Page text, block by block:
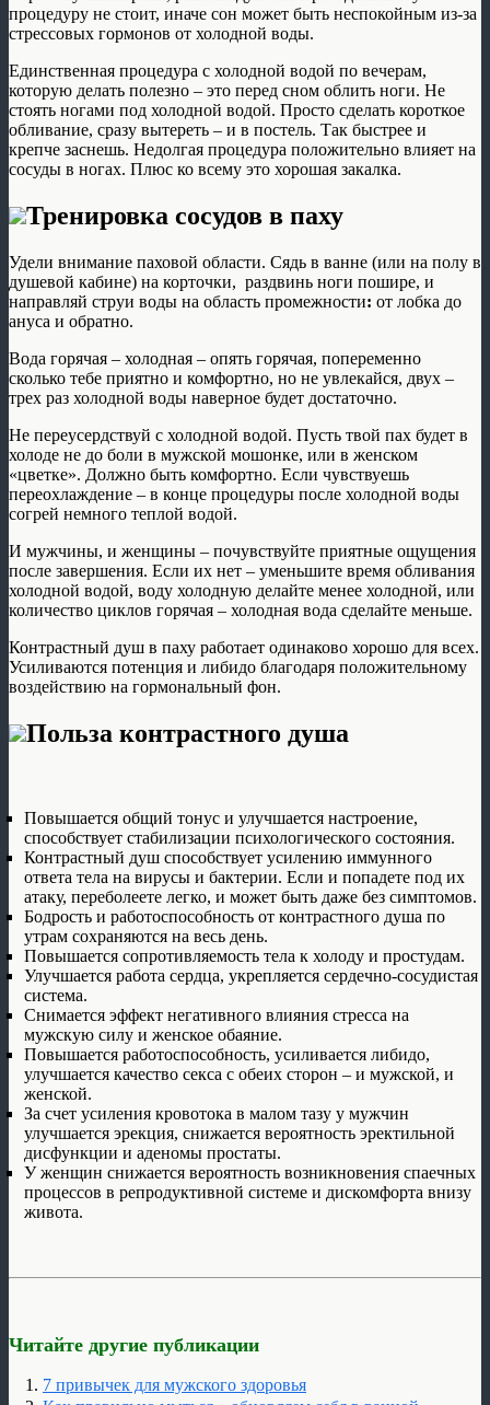
процедуру не стоит, иначе сон может быть неспокойным из-за
стрессовых гормонов от холодной воды.
Единственная процедура с холодной водой по вечерам,
которую делать полезно – это перед сном облить ноги. Не
стоять ногами под холодной водой. Просто сделать короткое
обливание, сразу вытереть – и в постель. Так быстрее и
крепче заснешь. Недолгая процедура положительно влияет на
сосуды в ногах. Плюс ко всему это хорошая закалка.
Тренировка сосудов в паху
Удели внимание паховой области. Сядь в ванне (или на полу в
душевой кабине) на корточки, раздвинь ноги пошире, и
направляй струи воды на область промежности: от лобка до
ануса и обратно.
Вода горячая – холодная – опять горячая, попеременно
сколько тебе приятно и комфортно, но не увлекайся, двух –
трех раз холодной воды наверное будет достаточно.
Не переусердствуй с холодной водой. Пусть твой пах будет в
холоде не до боли в мужской мошонке, или в женском
«цветке». Должно быть комфортно. Если чувствуешь
переохлаждение – в конце процедуры после холодной воды
согрей немного теплой водой.
И мужчины, и женщины – почувствуйте приятные ощущения
после завершения. Если их нет – уменьшите время обливания
холодной водой, воду холодную делайте менее холодной, или
количество циклов горячая – холодная вода сделайте меньше.
Контрастный душ в паху работает одинаково хорошо для всех.
Усиливаются потенция и либидо благодаря положительному
воздействию на гормональный фон.
Польза контрастного душа
Повышается общий тонус и улучшается настроение,
способствует стабилизации психологического состояния.
Контрастный душ способствует усилению иммунного
ответа тела на вирусы и бактерии. Если и попадете под их
атаку, переболеете легко, и может быть даже без симптомов.
Бодрость и работоспособность от контрастного душа по
утрам сохраняются на весь день.
Повышается сопротивляемость тела к холоду и простудам.
Улучшается работа сердца, укрепляется сердечно-сосудистая
система.
Снимается эффект негативного влияния стресса на
мужскую силу и женское обаяние.
Повышается работоспособность, усиливается либидо,
улучшается качество секса с обеих сторон – и мужской, и
женской.
За счет усиления кровотока в малом тазу у мужчин
улучшается эрекция, снижается вероятность эректильной
дисфункции и аденомы простаты.
У женщин снижается вероятность возникновения спаечных
процессов в репродуктивной системе и дискомфорта внизу
живота.
Читайте другие публикации
7 привычек для мужского здоровья